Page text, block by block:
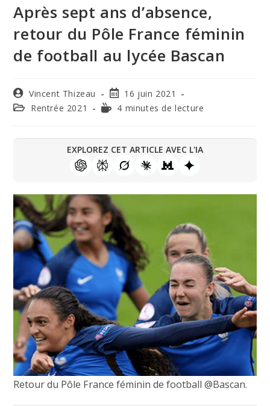
Après sept ans d’absence,
retour du Pôle France féminin
de football au lycée Bascan
Vincent Thizeau
16 juin 2021
Rentrée 2021
4 minutes de lecture
EXPLOREZ CET ARTICLE AVEC L'IA
Retour du Pôle France féminin de football @Bascan.